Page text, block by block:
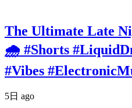
The Ultimate Late
🌧️ #Shorts
#Vibes
5日 ago